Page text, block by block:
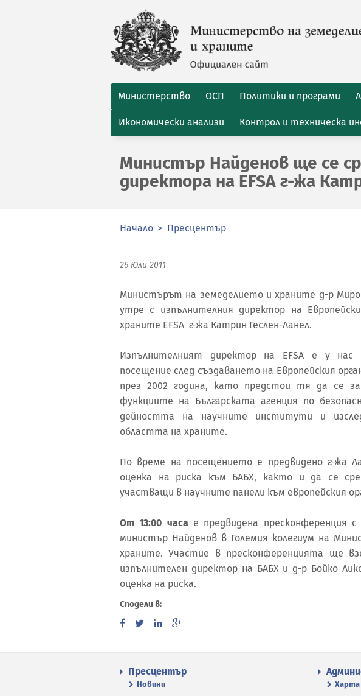
Министерство ОСП Политики и програми
Икономически анализи Контрол и техническа
Министър Найденов ще се
директора на EFSA г-жа
Начало Пресцентър
26 Юли 2011
Министърът на земеделието и храните д-р
утре с изпълнителния директор на
храните EFSA г-жа Катрин Геслен-Ланел.
Изпълнителният директор на EFSA е у
посещение след създаването на Европейския
през 2002 година, като предстои тя да се
функциите на Българската агенция по
дейността на научните институти и
областта на храните.
По време на посещението е предвидено г-жа
оценка на риска към БАБХ, както и да се
участващи в научните панели към европейския
От 13:00 часае предвидена пресконференция
министър Найденов в Големия колегиум на
храните. Участие в пресконференцията ще
изпълнителен директор на БАБХ и д-р Бойко
оценка на риска.
Сподели в:
Пресцентър
Новини
Харта